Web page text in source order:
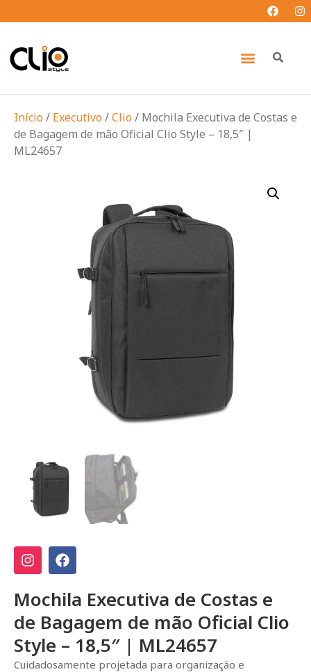
Início / Executivo /Clio / Mochila Executiva de Costas e
de Bagagem de mão Oficial Clio Style – 18,5″ |
ML24657
Mochila Executiva de Costas e
de Bagagem de mão Oficial Clio
Style – 18,5″ | ML24657
Cuidadosamente projetada para organização e